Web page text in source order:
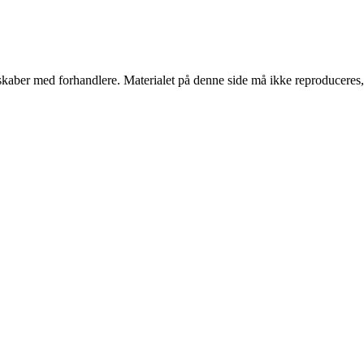
med forhandlere. Materialet på denne side må ikke reproduceres,